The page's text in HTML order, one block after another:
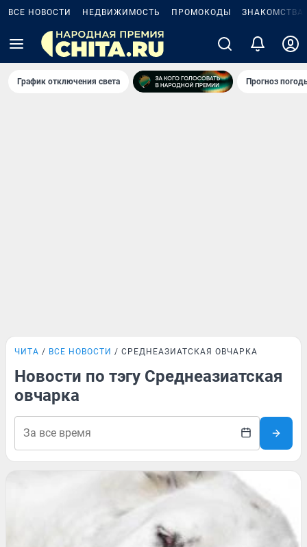
ВСЕ НОВОСТИ НЕДВИЖИМОСТЬ ПРОМОКОДЫ ЗНАКОМСТВА
График отключения света Прогноз
ЧИТА ВСЕ НОВОСТИ СРЕДНЕАЗИАТСКАЯ ОВЧАРКА
Новости по тэгу Среднеазиатская
овчарка